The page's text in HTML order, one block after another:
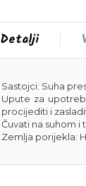
Detalji
Sastojci: Suha
Upute za
procijediti i
Čuvati na suhom i
Zemlja porijekla: